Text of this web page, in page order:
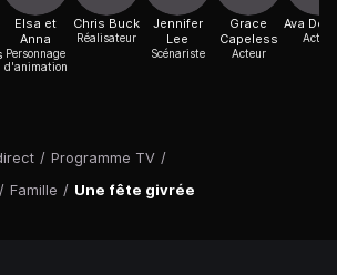
/ Programme TV /
/ Famille / Une fête givrée
Elsa et
Anna
Personnage
d'animation
Chris Buck
Réalisateur
Jennifer
Lee
Scénariste
Grace
Capeless
Acteur
Ava
Acteur